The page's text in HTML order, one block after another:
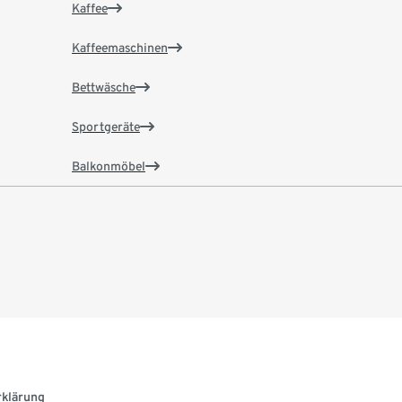
Kaffee
Kaffeemaschinen
Bettwäsche
Sportgeräte
Balkonmöbel